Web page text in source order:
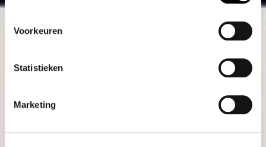
Voorkeuren
Statistieken
Marketing